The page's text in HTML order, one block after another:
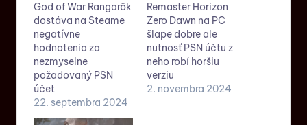
God of War Rangarök
dostáva na Steame
negatívne
hodnotenia za
nezmyselne
požadovaný PSN
účet
22. septembra 2024
Remaster Horizon
Zero Dawn na PC
šlape dobre ale
nutnosť PSN účtu z
neho robí horšiu
verziu
2. novembra 2024